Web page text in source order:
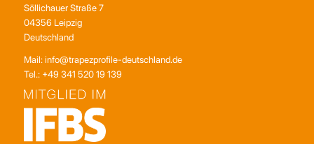
Söllichauer Straße 7
04356 Leipzig
Deutschland
Mail: info@trapezprofile-deutschland.de
Tel.: +49 341 520 19 139